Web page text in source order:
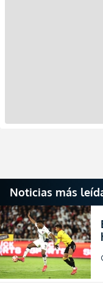
Noticias más